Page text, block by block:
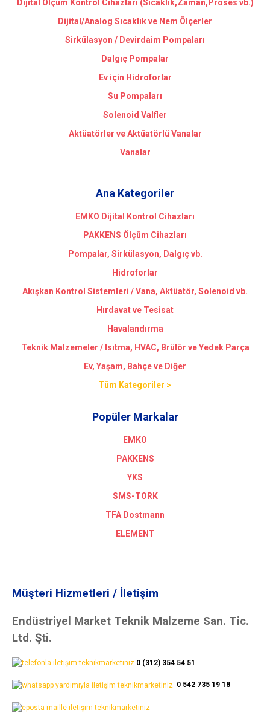
Dijital Ölçüm Kontrol Cihazları (Sıcaklık,Zaman,Proses vb.)
Dijital/Analog Sıcaklık ve Nem Ölçerler
Sirkülasyon / Devirdaim Pompaları
Dalgıç Pompalar
Ev için Hidroforlar
Su Pompaları
Solenoid Valfler
Aktüatörler ve Aktüatörlü Vanalar
Vanalar
Ana Kategoriler
EMKO Dijital Kontrol Cihazları
PAKKENS Ölçüm Cihazları
Pompalar, Sirkülasyon, Dalgıç vb.
Hidroforlar
Akışkan Kontrol Sistemleri / Vana, Aktüatör, Solenoid vb.
Hırdavat ve Tesisat
Havalandırma
Teknik Malzemeler / Isıtma, HVAC, Brülör ve Yedek Parça
Ev, Yaşam, Bahçe ve Diğer
Tüm Kategoriler >
Popüler Markalar
EMKO
PAKKENS
YKS
SMS-TORK
TFA Dostmann
ELEMENT
Müşteri Hizmetleri / İletişim
Endüstriyel Market Teknik Malzeme San. Tic.
Ltd. Şti.
0 (312) 354 54 51
0 542 735 19 18